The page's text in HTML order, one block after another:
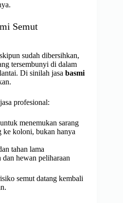
Semut
sudah dibersihkan,
tersembunyi di dalam
Di sinilah jasa basmi
profesional:
menemukan sarang
ke koloni, bukan hanya
tahan lama
hewan peliharaan
semut datang kembali